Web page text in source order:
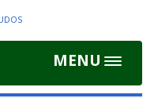
MENU
Toggle